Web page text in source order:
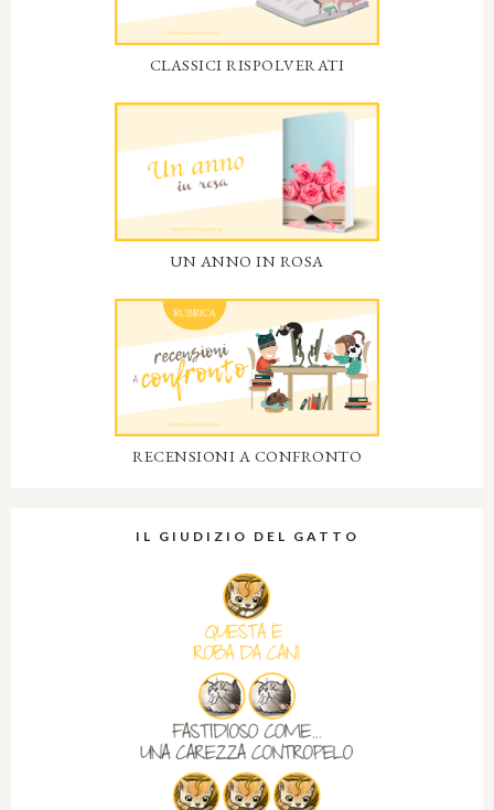
CLASSICI RISPOLVERATI
UN ANNO IN ROSA
RECENSIONI A CONFRONTO
IL GIUDIZIO DEL GATTO